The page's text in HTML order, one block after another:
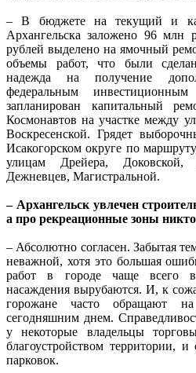
– В бюджете на текущий и
Архангельска заложено 96
рублей выделено на ямочный
объемы работ, что были
надежда на получение
федеральным
запланирован капитальный
Космонавтов на участке между
Воскресенской. Грядет
Исакогорском округе по
улицам Дрейера, Доковской,
Дежневцев, Магистральной.
– Архангельск увлечен
а про рекреационные зоны
– Абсолютно согласен. Забытая
неважной, хотя это большая
работ в городе чаще всего
насаждения вырубаются. И, к
горожане часто обращают
сегодняшним днем.
у некоторые владельцы
благоустройством территории, и
парковок.